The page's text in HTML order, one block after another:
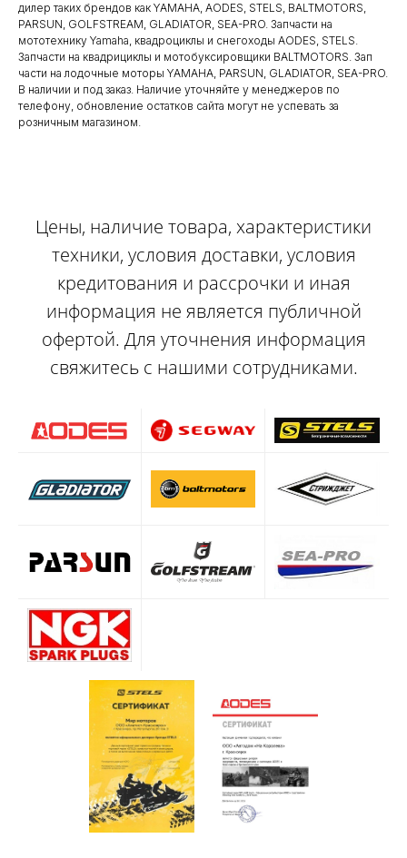
дилер таких брендов как YAMAHA, AODES, STELS, BALTMOTORS,
PARSUN, GOLFSTREAM, GLADIATOR, SEA-PRO. Запчасти на
мототехнику Yamaha, квадроциклы и снегоходы AODES, STELS.
Запчасти на квадрициклы и мотобуксировщики BALTMOTORS. Зап
части на лодочные моторы YAMAHA, PARSUN, GLADIATOR, SEA-PRO.
В наличии и под заказ. Наличие уточняйте у менеджеров по
телефону, обновление остатков сайта могут не успевать за
розничным магазином.
Цены, наличие товара, характеристики
техники, условия доставки, условия
кредитования и рассрочки и иная
информация не является публичной
офертой. Для уточнения информация
свяжитесь с нашими сотрудниками.